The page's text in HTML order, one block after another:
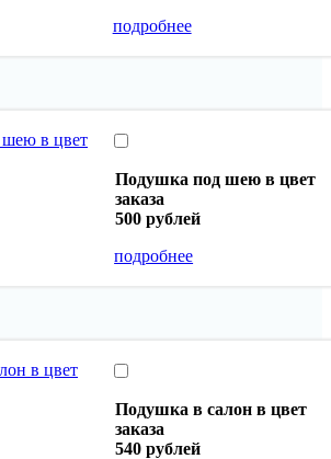
подробнее
Подушка под шею в цвет
заказа
500 рублей
подробнее
Подушка в салон в цвет
заказа
540 рублей